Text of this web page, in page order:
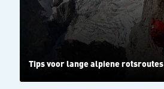
Tips voor lange alpiene rotsroutes